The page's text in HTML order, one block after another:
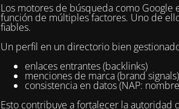
Los motores de búsqueda como
función de múltiples factores. Uno de
fiables.
Un perfil en un directorio bien
enlaces entrantes (backlinks)
menciones de marca (brand signals)
consistencia en datos (NAP:
Esto contribuye a fortalecer la autoridad